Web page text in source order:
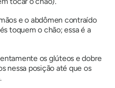
e o abdômen contraído
toquem o chão; essa é a
os glúteos e dobre
nessa posição até que os